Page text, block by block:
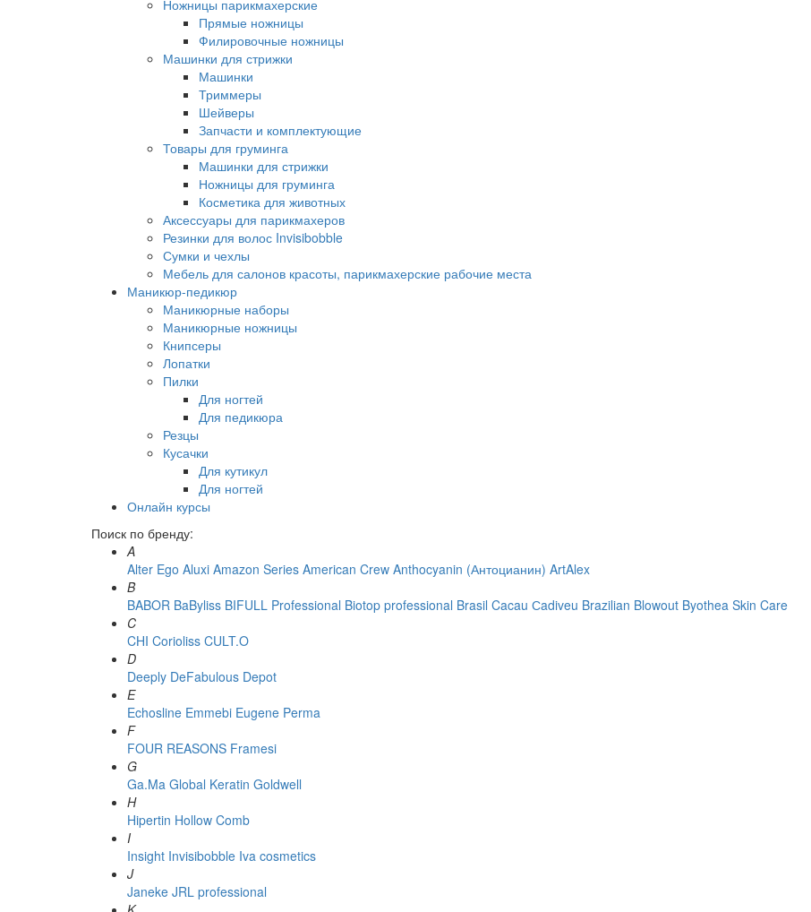
Ножницы парикмахерские
Прямые ножницы
Филировочные ножницы
Машинки для стрижки
Машинки
Триммеры
Шейверы
Запчасти и комплектующие
Товары для груминга
Машинки для стрижки
Ножницы для груминга
Косметика для животных
Аксессуары для парикмахеров
Резинки для волос Invisibobble
Сумки и чехлы
Мебель для салонов красоты, парикмахерские рабочие места
Маникюр-педикюр
Маникюрные наборы
Маникюрные ножницы
Книпсеры
Лопатки
Пилки
Для ногтей
Для педикюра
Резцы
Кусачки
Для кутикул
Для ногтей
Онлайн курсы
Поиск по бренду:
A
Alter Ego Aluxi Amazon Series American Crew Anthocyanin (Антоцианин) ArtAlex
B
BABOR BaByliss BIFULL Professional Biotop professional Brasil Cacau Сadiveu Brazilian Blowout Byothea Skin Care
C
CHI Corioliss CULT.O
D
Deeply DeFabulous Depot
E
Echosline Emmebi Eugene Perma
F
FOUR REASONS Framesi
G
Ga.Ma Global Keratin Goldwell
H
Hipertin Hollow Comb
I
Insight Invisibobble Iva cosmetics
J
Janeke JRL professional